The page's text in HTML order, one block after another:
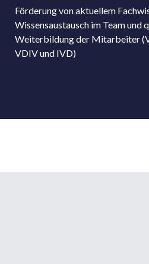
Förderung von aktuellem
Wissensaustausch im Team und
Weiterbildung der Mitarbeiter
VDIV und IVD)